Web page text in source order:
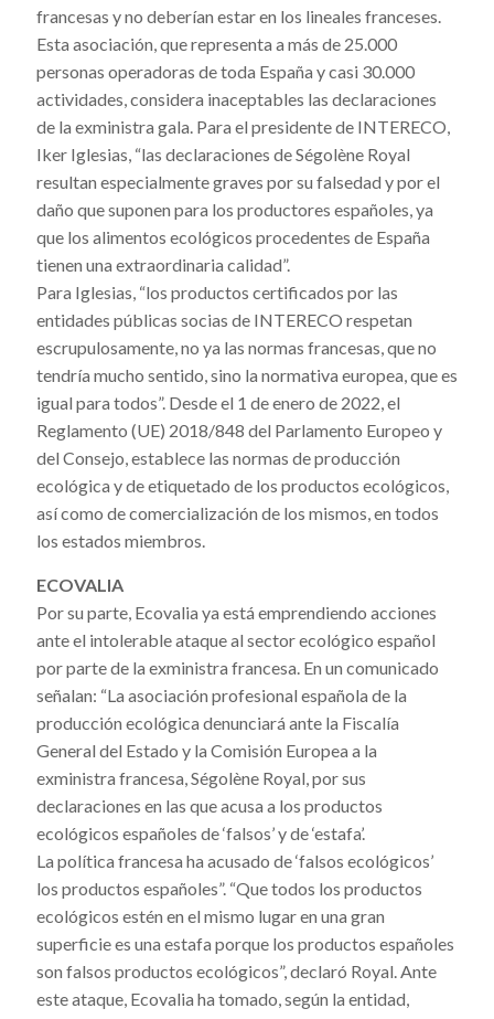
francesas y no deberían estar en los lineales franceses.
Esta asociación, que representa a más de 25.000
personas operadoras de toda España y casi 30.000
actividades, considera inaceptables las declaraciones
de la exministra gala. Para el presidente de INTERECO,
Iker Iglesias, “las declaraciones de Ségolène Royal
resultan especialmente graves por su falsedad y por el
daño que suponen para los productores españoles, ya
que los alimentos ecológicos procedentes de España
tienen una extraordinaria calidad”.
Para Iglesias, “los productos certificados por las
entidades públicas socias de INTERECO respetan
escrupulosamente, no ya las normas francesas, que no
tendría mucho sentido, sino la normativa europea, que es
igual para todos”. Desde el 1 de enero de 2022, el
Reglamento (UE) 2018/848 del Parlamento Europeo y
del Consejo, establece las normas de producción
ecológica y de etiquetado de los productos ecológicos,
así como de comercialización de los mismos, en todos
los estados miembros.
ECOVALIA
Por su parte, Ecovalia ya está emprendiendo acciones
ante el intolerable ataque al sector ecológico español
por parte de la exministra francesa. En un comunicado
señalan: “La asociación profesional española de la
producción ecológica denunciará ante la Fiscalía
General del Estado y la Comisión Europea a la
exministra francesa, Ségolène Royal,por sus
declaraciones en las que acusa a los productos
ecológicos españoles de ‘falsos’ y de ‘estafa’.
La política francesa ha acusado de ‘falsos ecológicos’
los productos españoles”. “Que todos los productos
ecológicos estén en el mismo lugar en una gran
superficie es una estafa porque los productos españoles
son falsos productos ecológicos”, declaró Royal. Ante
este ataque, Ecovalia ha tomado, según la entidad,